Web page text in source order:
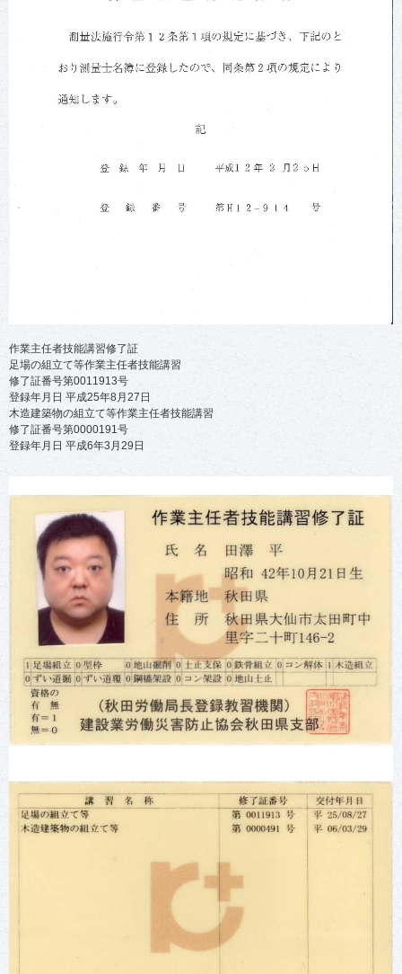
作業主任者技能講習修了証
足場の組立て等作業主任者技能講習
修了証番号第0011913号
登録年月日 平成25年8月27日
木造建築物の組立て等作業主任者技能講習
修了証番号第0000191号
登録年月日 平成6年3月29日